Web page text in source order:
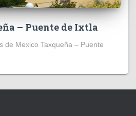
– Puente de Ixtla
de Mexico Taxqueña – Puente